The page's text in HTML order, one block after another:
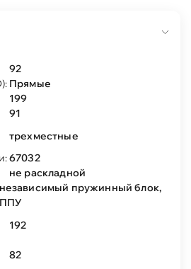
92
Прямые
199
91
трехместные
67032
не раскладной
независимый пружинный блок,
ППУ
192
82